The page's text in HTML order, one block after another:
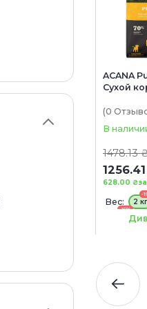
ACANA
Сухой
куркою)
(0
В
1478.13
628.00 ₴
Вес:
-
2 кг
-15%